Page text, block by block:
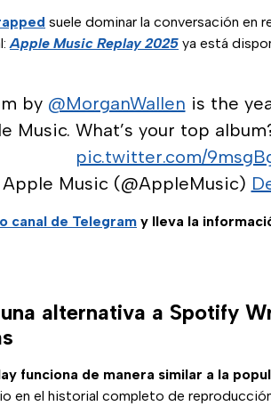
suele dominar la conversación en
Apple Music Replay 2025 ya está
by @MorganWallen is the
Music. What’s your top
pic.twitter.com/
Music (@AppleMusic)
canal de Telegram y lleva la
alternativa a Spotify
funciona de manera similar a la
en el historial completo de